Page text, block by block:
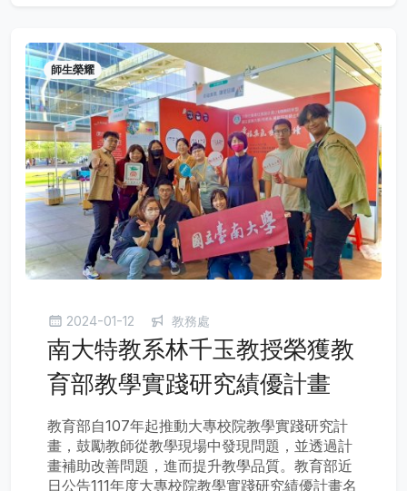
師生榮耀
2024-01-12 教務處
南大特教系林千玉教授榮獲教
育部教學實踐研究績優計畫
教育部自107年起推動大專校院教學實踐研究計
畫，鼓勵教師從教學現場中發現問題，並透過計
畫補助改善問題，進而提升教學品質。教育部近
日公告111年度大專校院教學實踐研究績優計畫名